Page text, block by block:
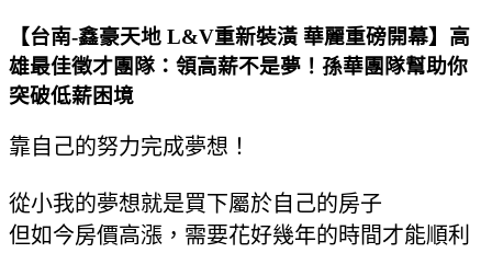
【台南-鑫豪天地 L&V重新裝潢 華麗重磅開幕】高
雄最佳徵才團隊：領高薪不是夢！孫華團隊幫助你
突破低薪困境
靠自己的努力完成夢想！
從小我的夢想就是買下屬於自己的房子
但如今房價高漲，需要花好幾年的時間才能順利